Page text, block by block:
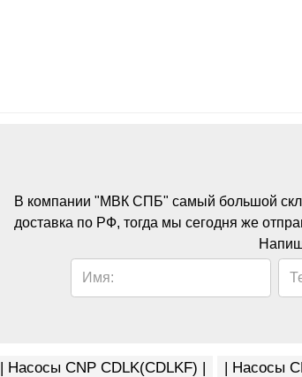
В компании "МВК СПБ" самый большой
доставка по РФ, тогда мы сегодня же
Имя:
| Насосы CNP CDLK(CDLKF) | | Насосы